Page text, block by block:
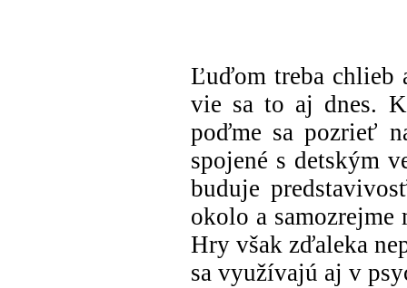
Ľuďom treba chlieb
vie sa to aj dnes.
poďme sa pozrieť
spojené s detským
buduje
okolo a
Hry však zďaleka
sa využívajú aj v